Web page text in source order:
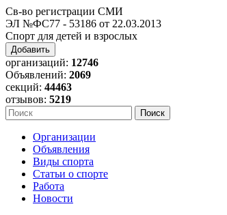
Св-во регистрации СМИ
ЭЛ №ФС77 - 53186 от 22.03.2013
Спорт для детей и взрослых
Добавить
организаций: 12746
Объявлений: 2069
секций: 44463
отзывов: 5219
Организации
Объявления
Виды спорта
Статьи о спорте
Работа
Новости